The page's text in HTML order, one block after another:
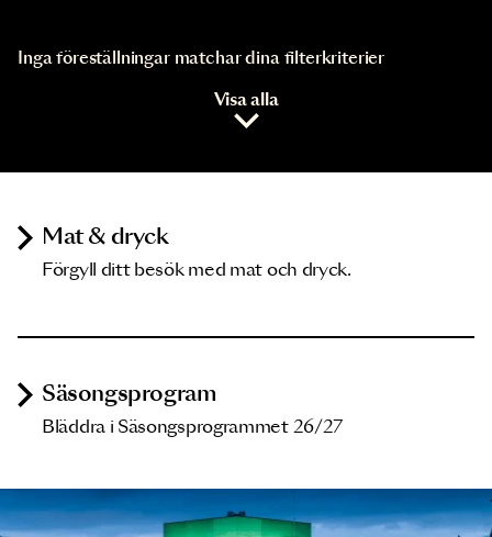
Inga föreställningar matchar dina filterkriterier
Visa alla
Mat & dryck
Förgyll ditt besök med mat och dryck.
Säsongsprogram
Bläddra i Säsongsprogrammet 26/27